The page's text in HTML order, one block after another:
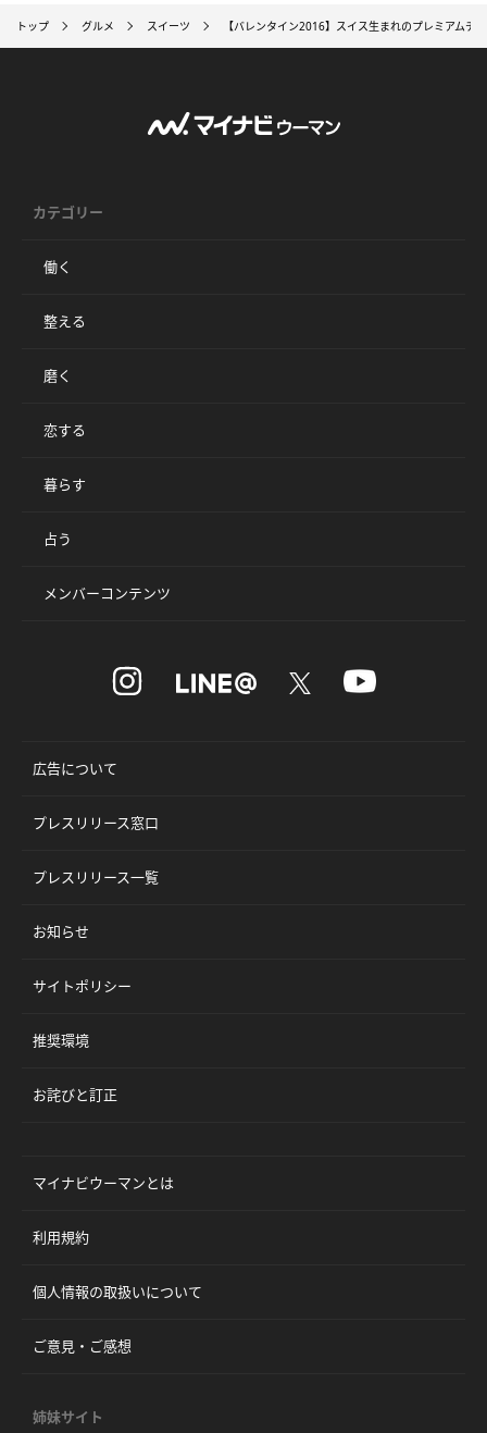
トップ グルメ スイーツ 【バレンタイン2016】スイス生まれのプレミアム
カテゴリー
働く
整える
磨く
恋する
暮らす
占う
メンバーコンテンツ
広告について
プレスリリース窓口
プレスリリース一覧
お知らせ
サイトポリシー
推奨環境
お詫びと訂正
マイナビウーマンとは
利用規約
個人情報の取扱いについて
ご意見・ご感想
姉妹サイト